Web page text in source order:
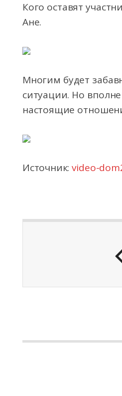
Кого оставят
Ане.
Многим будет
ситуации. Но
настоящие
Источник:video-